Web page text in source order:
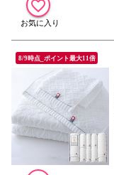
8/9時点_ポイント最大11倍